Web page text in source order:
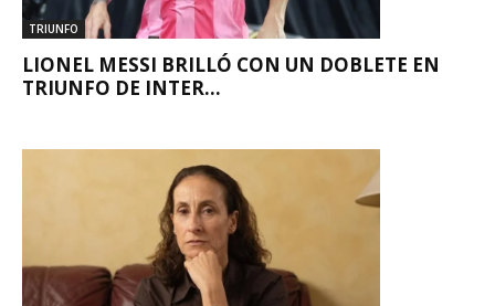
TRIUNFO
LIONEL MESSI BRILLÓ CON UN DOBLETE EN
TRIUNFO DE INTER...